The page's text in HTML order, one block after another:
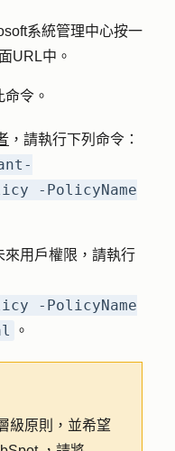
系統管理中心按一
URL中。
令。
，請執行下列命令：
-PolicyName
來用戶權限，請執行
-PolicyName
。
級原則，並希望